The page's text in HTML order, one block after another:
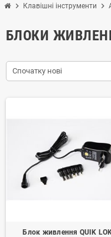
chevron_right Клавішні інструменти chevron_right
БЛОКИ
Спочатку нові
Блок живлення QUIK